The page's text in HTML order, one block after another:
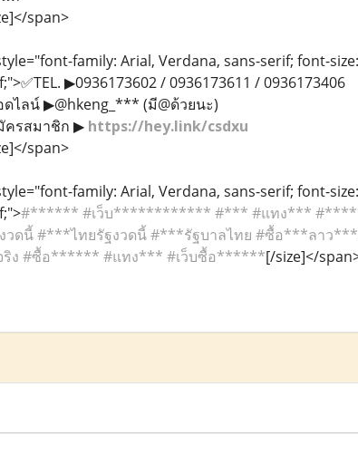
span>
family: Arial, Verdana, sans-serif; font-
▶0936173602 / 0936173611 / 0936173406
ดไลน์ ▶@hkeng_*** (มี@ด้วยนะ)
ครสมาชิก ▶ https://hey.link/csdxu
span>
family: Arial, Verdana, sans-serif; font-
#****** #เว็บ************ #*** #แทง***
วดนี้ #***ไทยรัฐงวดนี้ #***รัฐบาลไทย #ซื้อ***ลา
ริง #ซื้อ****** #แทง*** #เว็บซื้อ******[/size]</